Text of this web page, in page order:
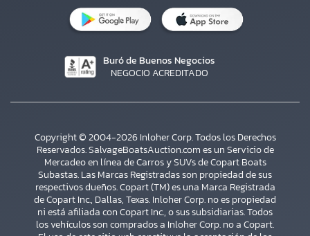
×
Buró de Buenos Negocios
NEGOCIO ACREDITADO
Copyright © 2004-2026 Inloher Corp. Todos los Derechos
Reservados. SalvageBoatsAuction.com es un Servicio de
Mercadeo en línea de Carros y SUVs de Copart Boats
Subastas. Las Marcas Registradas son propiedad de sus
respectivos dueños. Copart (TM) es una Marca Registrada
de Copart Inc., Dallas, Texas. Inloher Corp. no es propiedad
ni está afiliada con Copart Inc., o sus subsidiarias. Todos
los vehículos son comprados a Inloher Corp. no a Copart.